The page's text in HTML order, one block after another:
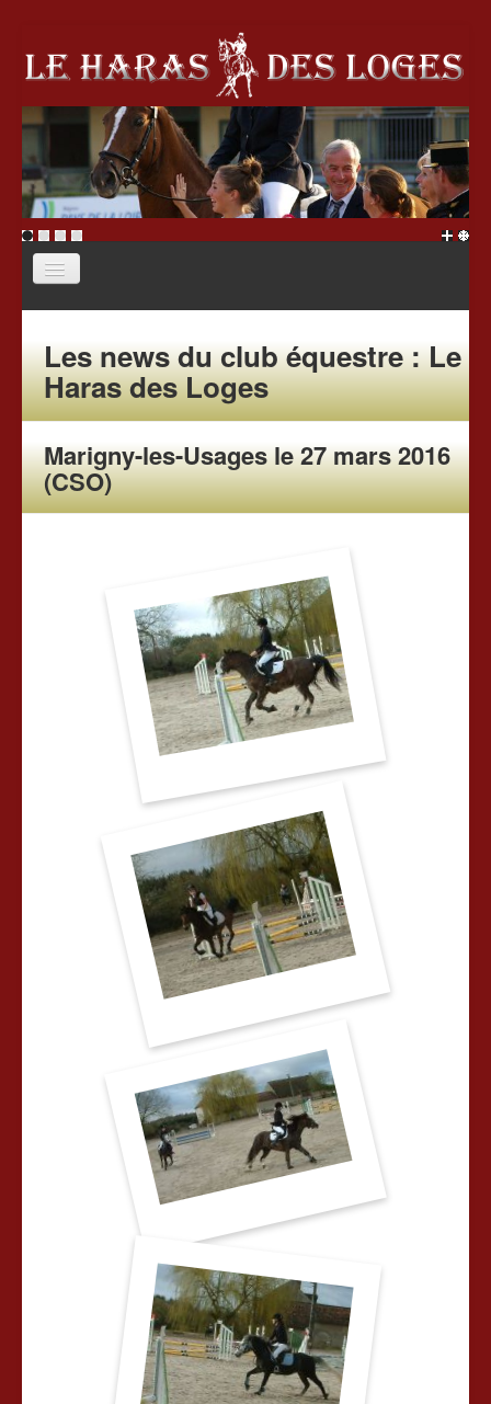
Le haras
École d'équitation
Stages
Tarifs
Association
Chevaux à vendre
Les news du club équestre : Le
Haras des Loges
Marigny-les-Usages le 27 mars 2016
(CSO)